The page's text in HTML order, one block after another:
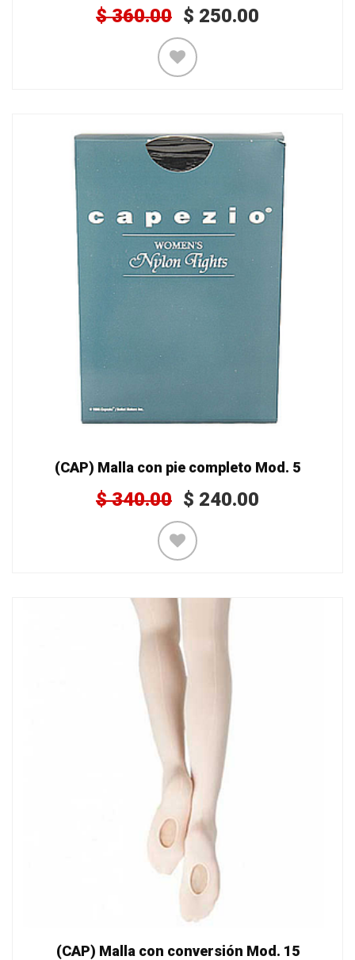
$360.00 $ 250.00
(CAP) Malla con pie completo Mod. 5
$340.00 $ 240.00
(CAP) Malla con conversión Mod. 15